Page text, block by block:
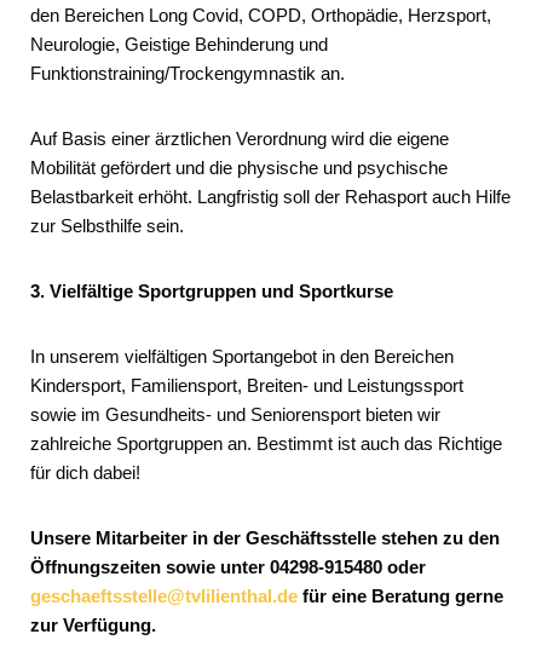
den Bereichen Long Covid, COPD, Orthopädie, Herzsport,
Neurologie, Geistige Behinderung und
Funktionstraining/Trockengymnastik an.
Auf Basis einer ärztlichen Verordnung wird die eigene
Mobilität gefördert und die physische und psychische
Belastbarkeit erhöht. Langfristig soll der Rehasport auch Hilfe
zur Selbsthilfe sein.
3. Vielfältige Sportgruppen und Sportkurse
In unserem vielfältigen Sportangebot in den Bereichen
Kindersport, Familiensport, Breiten- und Leistungssport
sowie im Gesundheits- und Seniorensport bieten wir
zahlreiche Sportgruppen an. Bestimmt ist auch das Richtige
für dich dabei!
Unsere Mitarbeiter in der Geschäftsstelle stehen zu den
Öffnungszeiten sowie unter 04298-915480 oder
geschaeftsstelle@tvlilienthal.de für eine Beratung gerne
zur Verfügung.